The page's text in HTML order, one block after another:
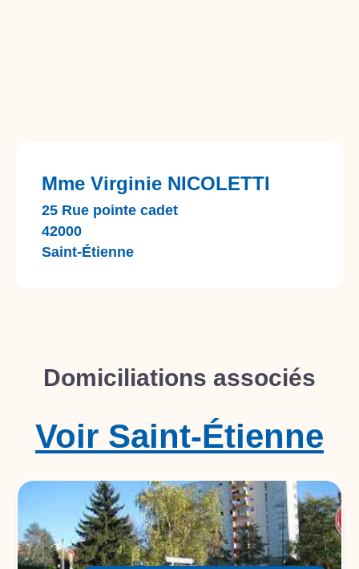
Mme Virginie NICOLETTI
25 Rue pointe cadet
42000
Saint-Étienne
Domiciliations associés
Saint-Étienne
Voir